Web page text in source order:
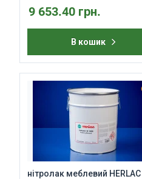
9 653.40 грн.
В кошик
нітролак меблевий HERLAC